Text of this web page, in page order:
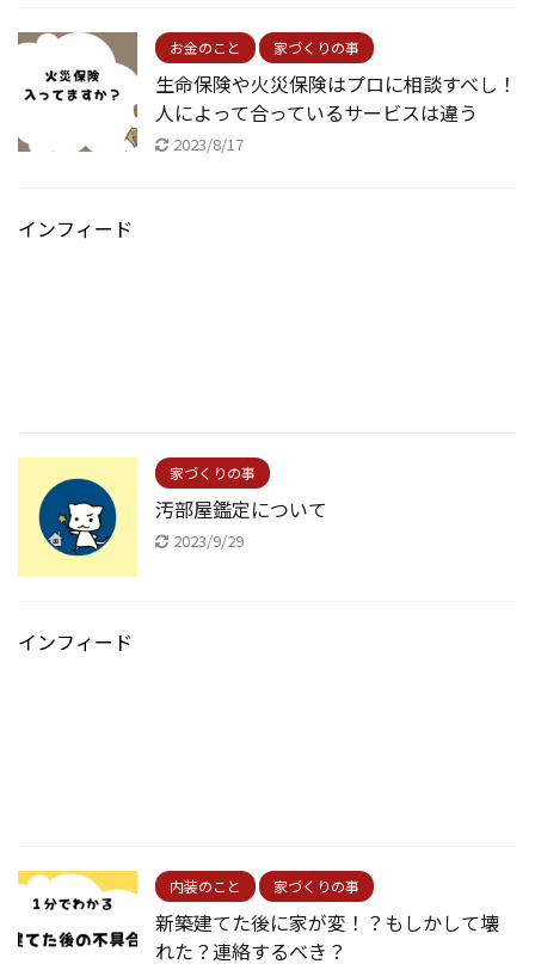
お金のこと 家づくりの事
生命保険や火災保険はプロに相談すべし！
人によって合っているサービスは違う
2023/8/17
インフィード
家づくりの事
汚部屋鑑定について
2023/9/29
インフィード
内装のこと 家づくりの事
新築建てた後に家が変！？もしかして壊
れた？連絡するべき？